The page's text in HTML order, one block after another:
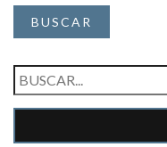
BUSCAR